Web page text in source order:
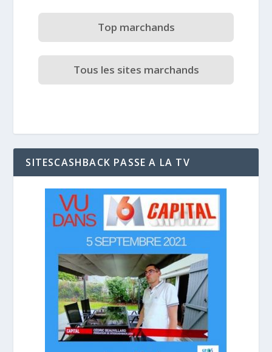
Top marchands
Tous les sites marchands
SITESCASHBACK PASSE A LA TV